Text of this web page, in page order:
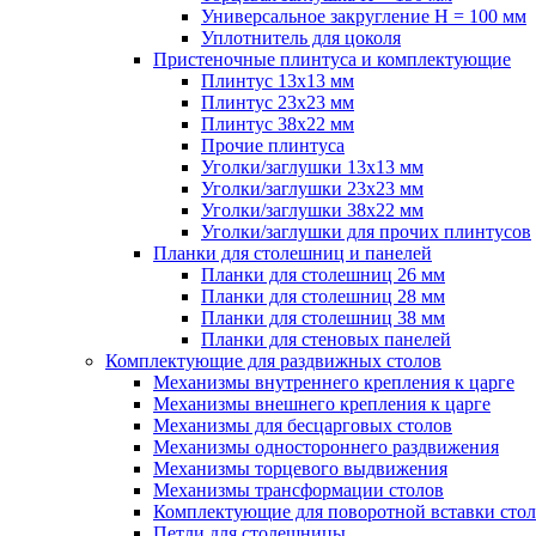
Универсальное закругление H = 100 мм
Уплотнитель для цоколя
Пристеночные плинтуса и комплектующие
Плинтус 13х13 мм
Плинтус 23х23 мм
Плинтус 38х22 мм
Прочие плинтуса
Уголки/заглушки 13х13 мм
Уголки/заглушки 23х23 мм
Уголки/заглушки 38х22 мм
Уголки/заглушки для прочих плинтусов
Планки для столешниц и панелей
Планки для столешниц 26 мм
Планки для столешниц 28 мм
Планки для столешниц 38 мм
Планки для стеновых панелей
Комплектующие для раздвижных столов
Механизмы внутреннего крепления к царге
Механизмы внешнего крепления к царге
Механизмы для бесцарговых столов
Механизмы одностороннего раздвижения
Механизмы торцевого выдвижения
Механизмы трансформации столов
Комплектующие для поворотной вставки